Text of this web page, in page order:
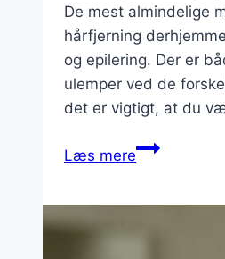
De mest almindelige
hårfjerning
og epilering. Der er
ulemper ved de
det er vigtigt, at du
Læs mere3